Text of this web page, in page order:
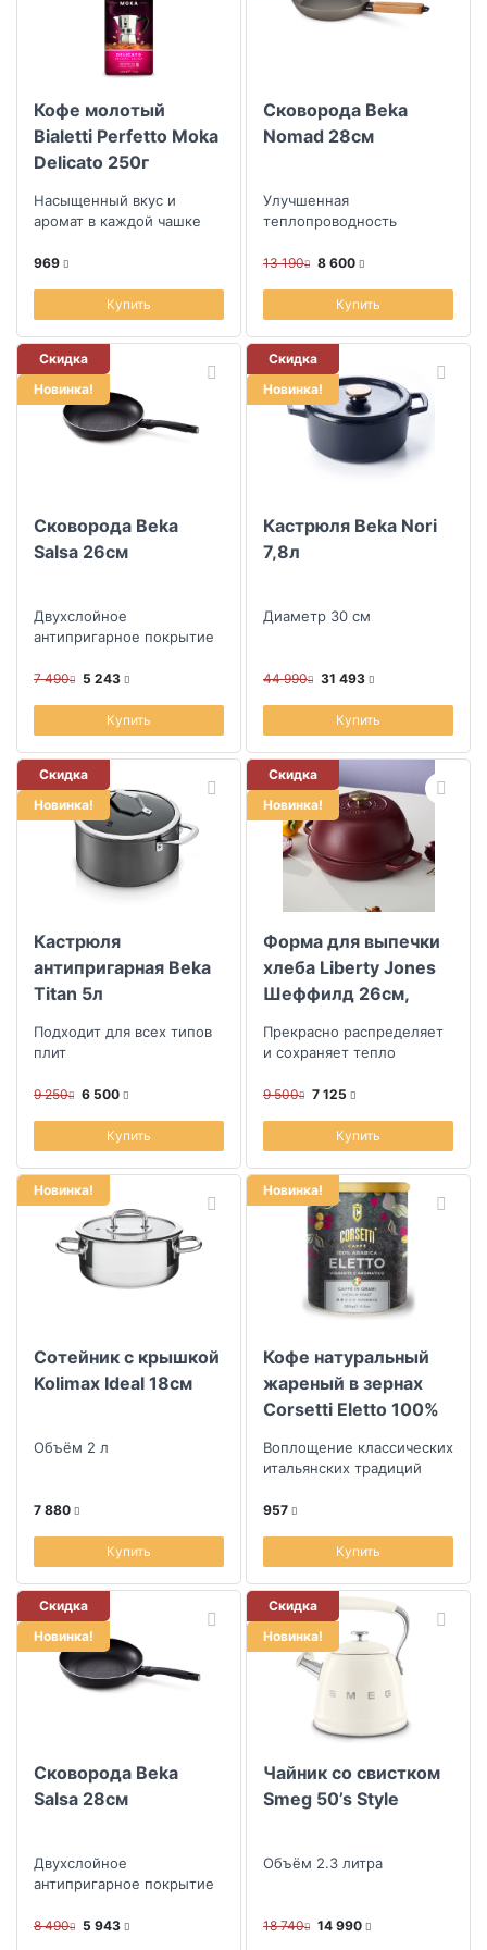
Приготовление чая и кофе
Специальная посуда для приготовления
Пароварки, скороварки
Посуда для микроволновой печи
Зап.части и аксессуары для посуды
Скидка
Длина (см)
Ширина (см)
Кофе молотый
Bialetti Perfetto Moka
Delicato 250г
Насыщенный вкус и
аромат в каждой чашке
969
Купить
Сковорода Beka
Nomad 28см
Улучшенная
теплопроводность
13 190 8 600
Купить
Скидка
Новинка!
Сковорода Beka
Salsa 26см
Двухслойное
антипригарное покрытие
7 490 5 243
Купить
Скидка
Новинка!
Кастрюля Beka Nori
7,8л
Диаметр 30 см
44 990 31 493
Купить
Скидка
Новинка!
Кастрюля
антипригарная Beka
Titan 5л
Подходит для всех типов
плит
9 250 6 500
Купить
Скидка
Новинка!
Форма для выпечки
хлеба Liberty Jones
Шеффилд 26см,
Прекрасно распределяет
и сохраняет тепло
9 500 7 125
Купить
Новинка!
Сотейник с крышкой
Kolimax Ideal 18см
Объём 2 л
7 880
Купить
Новинка!
Кофе натуральный
жареный в зернах
Corsetti Eletto 100%
Воплощение классических
итальянских традиций
957
Купить
Скидка
Новинка!
Сковорода Beka
Salsa 28см
Двухслойное
антипригарное покрытие
8 490 5 943
Скидка
Новинка!
Чайник со свистком
Smeg 50’s Style
Объём 2.3 литра
18 740 14 990